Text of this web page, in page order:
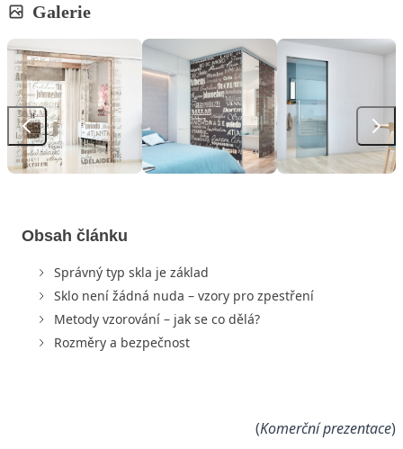
Galerie
Obsah článku
Správný typ skla je základ
Sklo není žádná nuda – vzory pro zpestření
Metody vzorování – jak se co dělá?
Rozměry a bezpečnost
(Komerční prezentace)